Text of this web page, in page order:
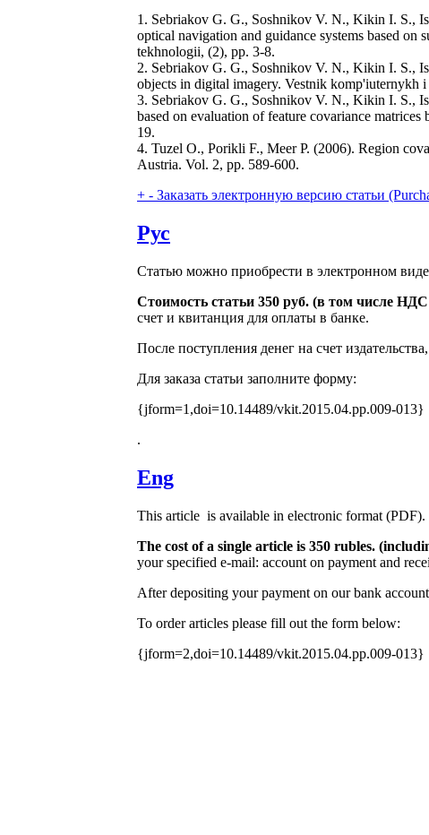
1. Sebriakov G. G., Soshnikov V. N., Kikin I. S.,
optical navigation and guidance systems based
tekhnologii, (2), pp. 3-8.
2. Sebriakov G. G., Soshnikov V. N., Kikin I. S.,
objects in digital imagery. Vestnik komp'iuternykh
3. Sebriakov G. G., Soshnikov V. N., Kikin I. S.,
based on evaluation of feature covariance
19.
4. Tuzel O., Porikli F., Meer P. (2006). Region
Austria. Vol. 2, pp. 589-600.
+ - Заказать электронную версию статьи
Рус
Статью можно приобрести в электронном
Стоимость статьи 350 руб. (в том числе
счет и квитанция для оплаты в банке.
После поступления денег на счет
Для заказа статьи заполните форму:
{jform=1,doi=10.14489/vkit.2015.04.pp.009-013}
.
Eng
This article is available in electronic format (PDF).
The cost of a single article is 350 rubles.
your specified e-mail: account on payment and
After depositing your payment on our bank
To order articles please fill out the form below:
{jform=2,doi=10.14489/vkit.2015.04.pp.009-013}